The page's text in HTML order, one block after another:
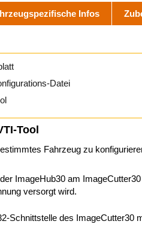
Infos
Datei
Tool
Fahrzeug zu
ImageHub30 am
versorgt wird.
Schnittstelle des ImageCutter30